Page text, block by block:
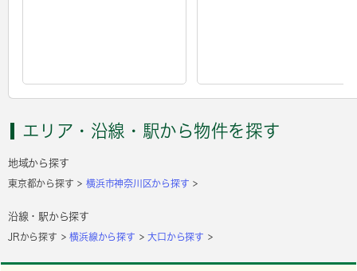
エリア・沿線・駅から物件を探す
地域から探す
東京都から探す 横浜市神奈川区から探す
沿線・駅から探す
JRから探す 横浜線から探す 大口から探す